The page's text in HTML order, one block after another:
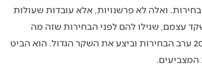
ואלה לא פרשנויות, אלא עובדות שעולות
עצמם, שגילו להם לפני הבחירות שזה מה
שהמצביעים שלהם רוצים. לכן בדיוק הלך בנט לערוץ 20 ערב הבחירות וביצע את השקר הגדול. הוא הביט
המצביעים.